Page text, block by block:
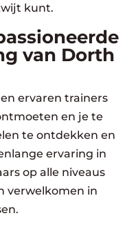
kunt.
van Dorth
ervaren trainers
en je te
te ontdekken en
ervaring in
op alle niveaus
verwelkomen in